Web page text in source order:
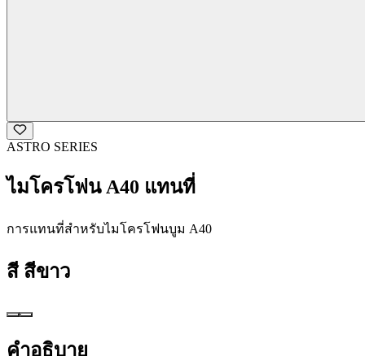
ASTRO SERIES
ไมโครโฟน A40 แทนที่
การแทนที่สำหรับไมโครโฟนบูม A40
สี สีขาว
คำอธิบาย